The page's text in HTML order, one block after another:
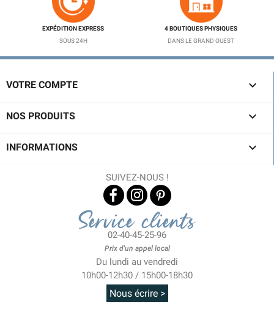
EXPÉDITION EXPRESS
SOUS 24H
4 BOUTIQUES PHYSIQUES
DANS LE GRAND OUEST
VOTRE COMPTE 
NOS PRODUITS 
INFORMATIONS 
SUIVEZ-NOUS !
Service clients
02-40-45-25-96
Prix d'un appel local
Du lundi au vendredi
10h00-12h30 / 15h00-18h30
Nous écrire >